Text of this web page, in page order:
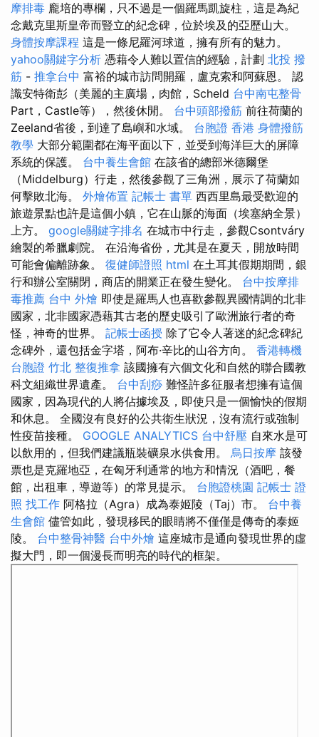
摩排毒 龐培的專欄，只不過是一個羅馬凱旋柱，這是為紀
念戴克里斯皇帝而豎立的紀念碑，位於埃及的亞歷山大。
身體按摩課程 這是一條尼羅河球道，擁有所有的魅力。
yahoo關鍵字分析 憑藉令人難以置信的經驗，計劃 北投 撥
筋 - 推拿台中 富裕的城市訪問開羅，盧克索和阿蘇恩。 認
識安特衛彭（美麗的主廣場，肉館，Scheld 台中南屯整骨
Part，Castle等），然後休閒。 台中頭部撥筋 前往荷蘭的
Zeeland省後，到達了島嶼和水域。 台胞證 香港 身體撥筋
教學 大部分範圍都在海平面以下，並受到海洋巨大的屏障
系統的保護。 台中養生會館 在該省的總部米德爾堡
（Middelburg）行走，然後參觀了三角洲，展示了荷蘭如
何擊敗北海。 外燴佈置 記帳士 書單 西西里島最受歡迎的
旅遊景點也許是這個小鎮，它在山脈的海面（埃塞納全景）
上方。 google關鍵字排名 在城市中行走，參觀Csontváry
繪製的希臘劇院。 在沿海省份，尤其是在夏天，開放時間
可能會偏離跡象。 復健師證照 html 在土耳其假期期間，銀
行和辦公室關閉，商店的開業正在發生變化。 台中按摩排
毒推薦 台中 外燴 即使是羅馬人也喜歡參觀異國情調的北非
國家，北非國家憑藉其古老的歷史吸引了歐洲旅行者的奇
怪，神奇的世界。 記帳士函授 除了它令人著迷的紀念碑紀
念碑外，還包括金字塔，阿布·辛比的山谷方向。 香港轉機
台胞證 竹北 整復推拿 該國擁有六個文化和自然的聯合國教
科文組織世界遺產。 台中刮痧 難怪許多征服者想擁有這個
國家，因為現代的人將佔據埃及，即使只是一個愉快的假期
和休息。 全國沒有良好的公共衛生狀況，沒有流行或強制
性疫苗接種。 GOOGLE ANALYTICS 台中舒壓 自來水是可
以飲用的，但我們建議瓶裝礦泉水供食用。 烏日按摩 該發
票也是克羅地亞，在匈牙利通常的地方和情況（酒吧，餐
館，出租車，導遊等）的常見提示。 台胞證桃園 記帳士 證
照 找工作 阿格拉（Agra）成為泰姬陵（Taj）市。 台中養
生會館 儘管如此，發現移民的眼睛將不僅僅是傳奇的泰姬
陵。 台中整骨神醫 台中外燴 這座城市是通向發現世界的虛
擬大門，即一個漫長而明亮的時代的框架。